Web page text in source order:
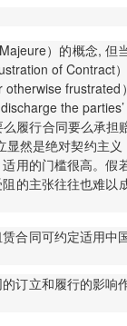
）的概念,
of Contract
the
履行合同要么承
然是绝对契约主
用的门槛很高。
的主张往往也难以
合同可约定适用中
订立和履行的影